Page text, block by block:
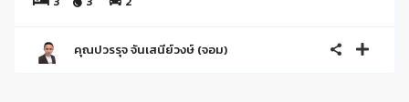
คุณปวรรุจ จันเสนีย์วงษ์ (จอม)